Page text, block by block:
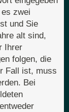
zwei
und Sie
alt sind,
Ihrer
folgen, die
Fall ist, muss
Bei